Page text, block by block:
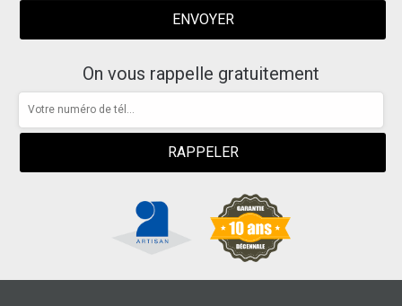
On vous rappelle gratuitement